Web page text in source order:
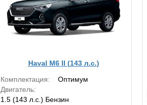
Haval M6 II (143 л.с.)
Комплектация:
Оптимум
Двигатель:
1.5 (143 л.с.) Бензин